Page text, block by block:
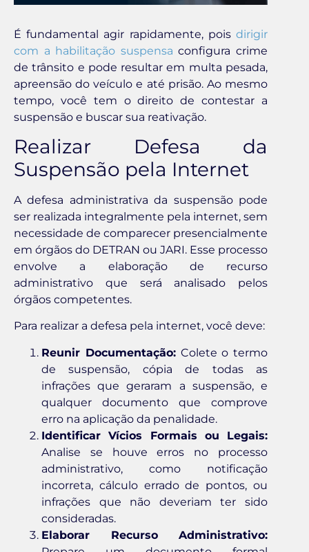
É fundamental agir rapidamente, pois dirigir
com a habilitação suspensa configura crime
de trânsito e pode resultar em multa pesada,
apreensão do veículo e até prisão. Ao mesmo
tempo, você tem o direito de contestar a
suspensão e buscar sua reativação.
Realizar Defesa da
Suspensão pela Internet
A defesa administrativa da suspensão pode
ser realizada integralmente pela internet, sem
necessidade de comparecer presencialmente
em órgãos do DETRAN ou JARI. Esse processo
envolve a elaboração de recurso
administrativo que será analisado pelos
órgãos competentes.
Para realizar a defesa pela internet, você deve:
Reunir Documentação:Colete o termo
de suspensão, cópia de todas as
infrações que geraram a suspensão, e
qualquer documento que comprove
erro na aplicação da penalidade.
Identificar Vícios Formais ou Legais:
Analise se houve erros no processo
administrativo, como notificação
incorreta, cálculo errado de pontos, ou
infrações que não deveriam ter sido
consideradas.
Elaborar Recurso Administrativo: